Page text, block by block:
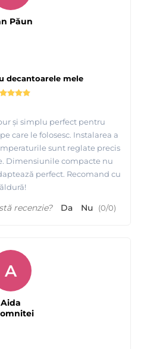
decantoarele mele
și simplu perfect pentru
care le folosesc. Instalarea a
sunt reglate precis
Dimensiunile compacte nu
perfect. Recomand cu
Păun
recenzie? Da Nu (0/0)
A
Aida